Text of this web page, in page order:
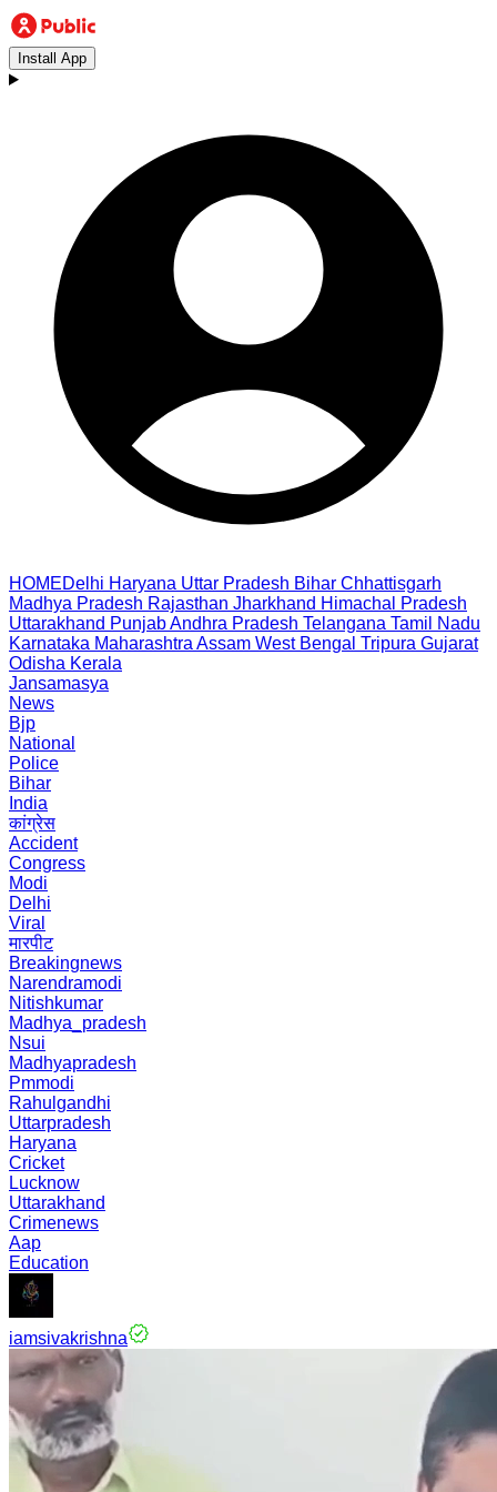
Install App
HOMEDelhi Haryana Uttar Pradesh Bihar Chhattisgarh
Madhya Pradesh Rajasthan Jharkhand Himachal Pradesh
Uttarakhand PunjabAndhra Pradesh Telangana Tamil Nadu
Karnataka Maharashtra Assam West Bengal Tripura Gujarat
Odisha Kerala
Jansamasya
News
Bjp
National
Police
Bihar
India
कांग्रेस
Accident
Congress
Modi
Delhi
Viral
मारपीट
Breakingnews
Narendramodi
Nitishkumar
Madhya_pradesh
Nsui
Madhyapradesh
Pmmodi
Rahulgandhi
Uttarpradesh
Haryana
Cricket
Lucknow
Uttarakhand
Crimenews
Aap
Education
iamsivakrishna